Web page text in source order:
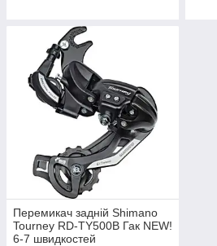
Перемикач задній Shimano
Tourney RD-TY500B Гак NEW!
6-7 швидкостей